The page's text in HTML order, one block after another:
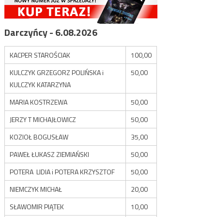
Darczyńcy - 6.08.2026
KACPER STAROŚCIAK
100,00
KULCZYK GRZEGORZ POLIŃSKA i
KULCZYK KATARZYNA
50,00
MARIA KOSTRZEWA
50,00
JERZY T MICHAJŁOWICZ
50,00
KOZIOŁ BOGUSŁAW
35,00
PAWEŁ ŁUKASZ ZIEMIAŃSKI
50,00
POTERA LIDIA i POTERA KRZYSZTOF
50,00
NIEMCZYK MICHAŁ
20,00
SŁAWOMIR PIĄTEK
10,00